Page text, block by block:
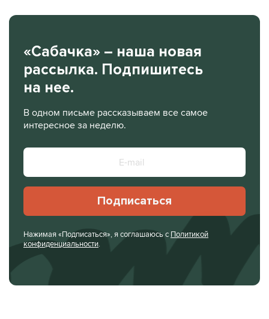
«Сабачка» – наша новая
рассылка. Подпишитесь
на нее.
В одном письме рассказываем все самое
интересное за неделю.
Подписаться
Нажимая «Подписаться», я соглашаюсь с Политикой
конфиденциальности